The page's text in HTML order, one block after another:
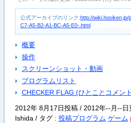
公式アーカイブのリンク:http://wiki.hosiken.jp/
C7-A5-B2-A1-BC-A5-E0-.html
概要
操作
スクリーンショット・動画
プログラムリスト
CHECKER FLAG (ひとことコメン
2012年 8月17日投稿 / 2012年--月--日
Ishida / タグ : 投稿プログラム ゲーム